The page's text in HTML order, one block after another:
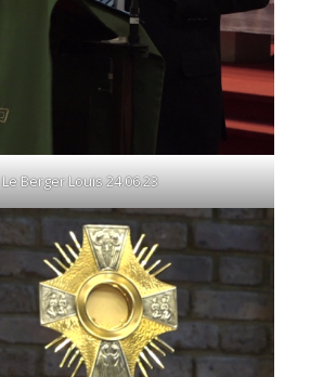
Le Berger Louis 24.06.23